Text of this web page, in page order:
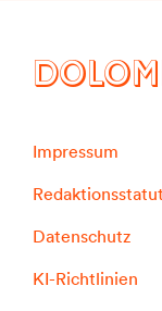
Impressum
Redaktionsstatut
Datenschutz
KI-Richtlinien